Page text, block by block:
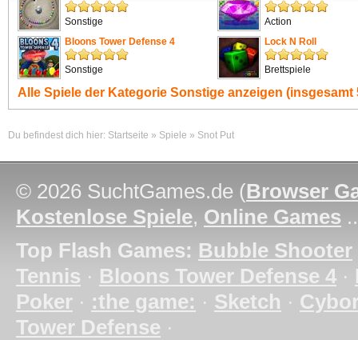
Sonstige
Action
Bloons Tower Defense 4
Sonstige
Lock N Roll
Brettspiele
Alle Spiele der Kategorie Sonstige anzeigen (insgesamt
Du befindest dich hier: Startseite » Spiele » Snot Put
© 2026 SuchtGames.de (Browser
Kostenlose Spiele, Online Games
Top Flash Games: Bubble Shooter
Tennis · Bloons Tower Defense 4 ·
Poker · :the game: · Sketch ·
Tower Defense ·